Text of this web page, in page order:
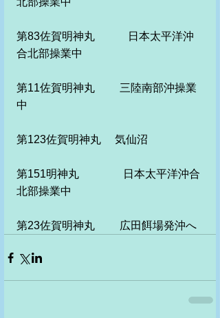
第83佐賀明神丸　　　日本太平洋沖
合北部操業中
第11佐賀明神丸　　 三陸南部沖操業
中
第123佐賀明神丸　 気仙沼
第151明神丸　　　　日本太平洋沖合
北部操業中
第23佐賀明神丸　　 広田餌場発沖へ